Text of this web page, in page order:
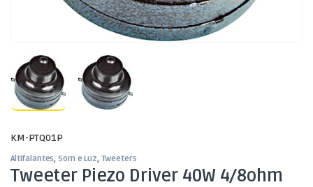
KM-PTQ01P
Altifalantes,Som e Luz, Tweeters
Tweeter Piezo Driver 40W 4/8ohm